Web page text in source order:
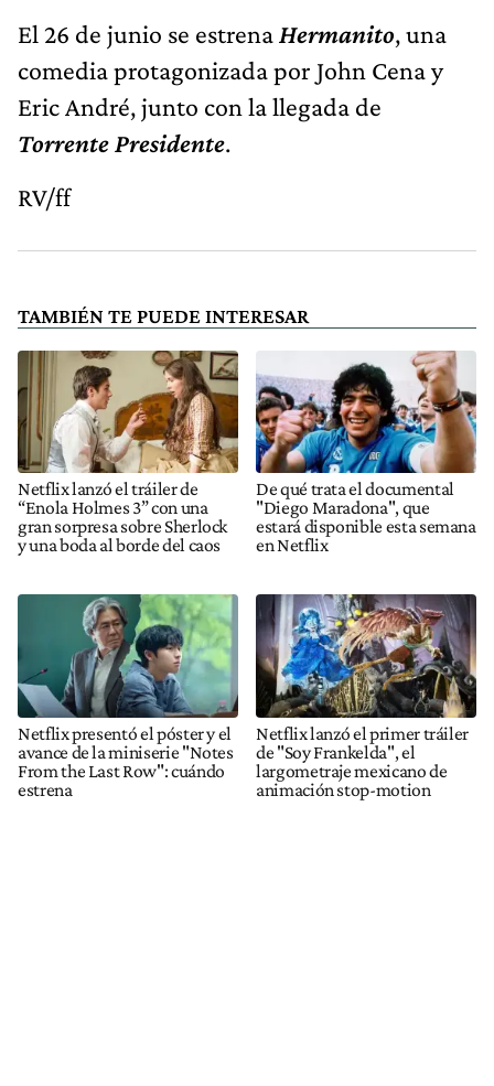
El 26 de junio se estrenaHermanito, una
comedia protagonizada por John Cena y
Eric André, junto con la llegada de
Torrente Presidente.
RV/ff
TAMBIÉN TE PUEDE INTERESAR
Netflix lanzó el tráiler de
“Enola Holmes 3” con una
gran sorpresa sobre Sherlock
y una boda al borde del caos
De qué trata el documental
"Diego Maradona", que
estará disponible esta semana
en Netflix
Netflix presentó el póster y el
avance de la miniserie "Notes
From the Last Row": cuándo
estrena
Netflix lanzó el primer tráiler
de "Soy Frankelda", el
largometraje mexicano de
animación stop-motion